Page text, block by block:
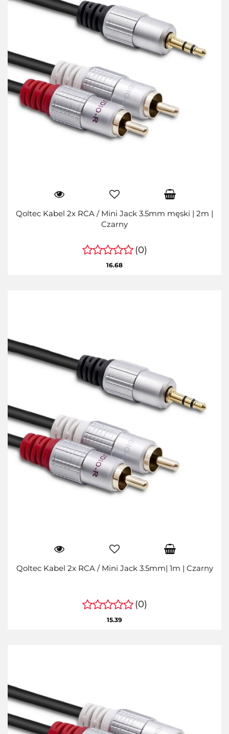
Qoltec Kabel 2x RCA / Mini Jack 3.5mm męski | 2m |
Czarny
(0)
16.68
Qoltec Kabel 2x RCA / Mini Jack 3.5mm| 1m | Czarny
(0)
15.39